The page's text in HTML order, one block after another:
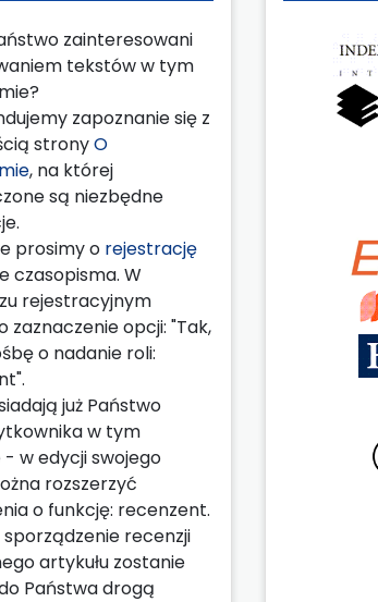
zainteresowani
tekstów w tym
zapoznanie się z
stronyO
, na której
są niezbędne
prosimy o rejestrację
czasopisma. W
rejestracyjnym
zaznaczenie opcji: "Tak,
o nadanie roli:
już Państwo
w tym
w edycji swojego
rozszerzyć
o funkcję: recenzent.
sporządzenie recenzji
artykułu zostanie
Państwa drogą